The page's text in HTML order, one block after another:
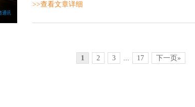
负载，在这些工作中，响应性、可靠性、安全性和
>>查看文章详细
1 2 3 ... 17 下一页»